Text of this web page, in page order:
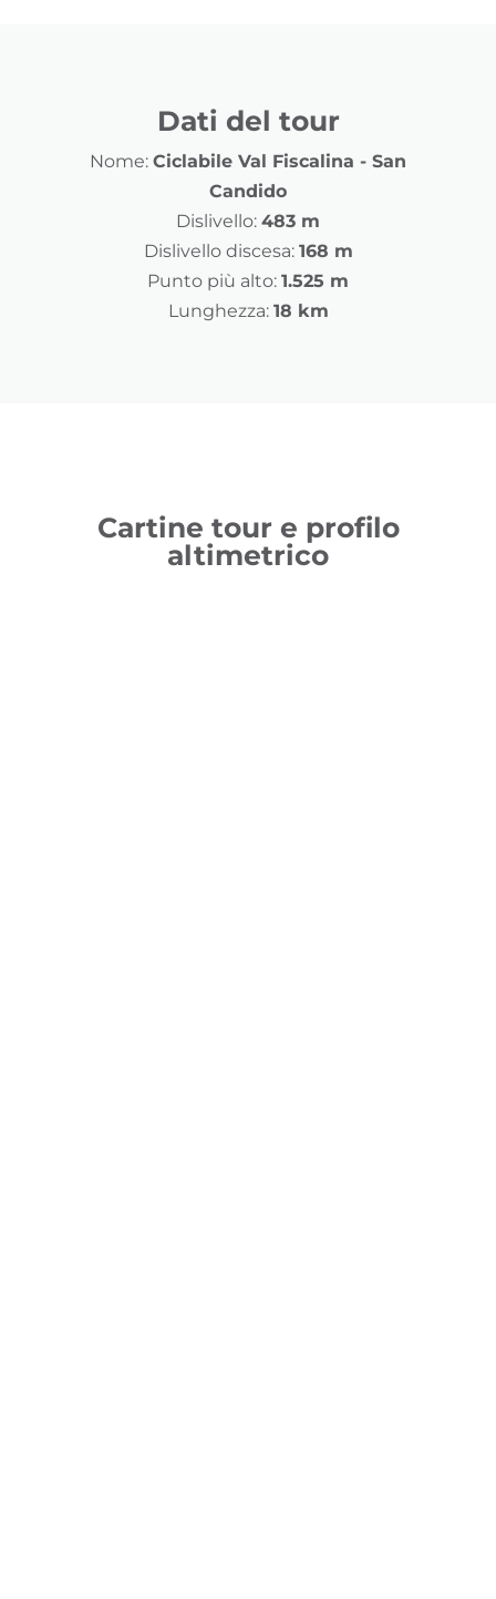
Dati del tour
Nome: Ciclabile Val Fiscalina - San
Candido
Dislivello: 483 m
Dislivello discesa: 168 m
Punto più alto: 1.525 m
Lunghezza: 18 km
Cartine tour e profilo
altimetrico